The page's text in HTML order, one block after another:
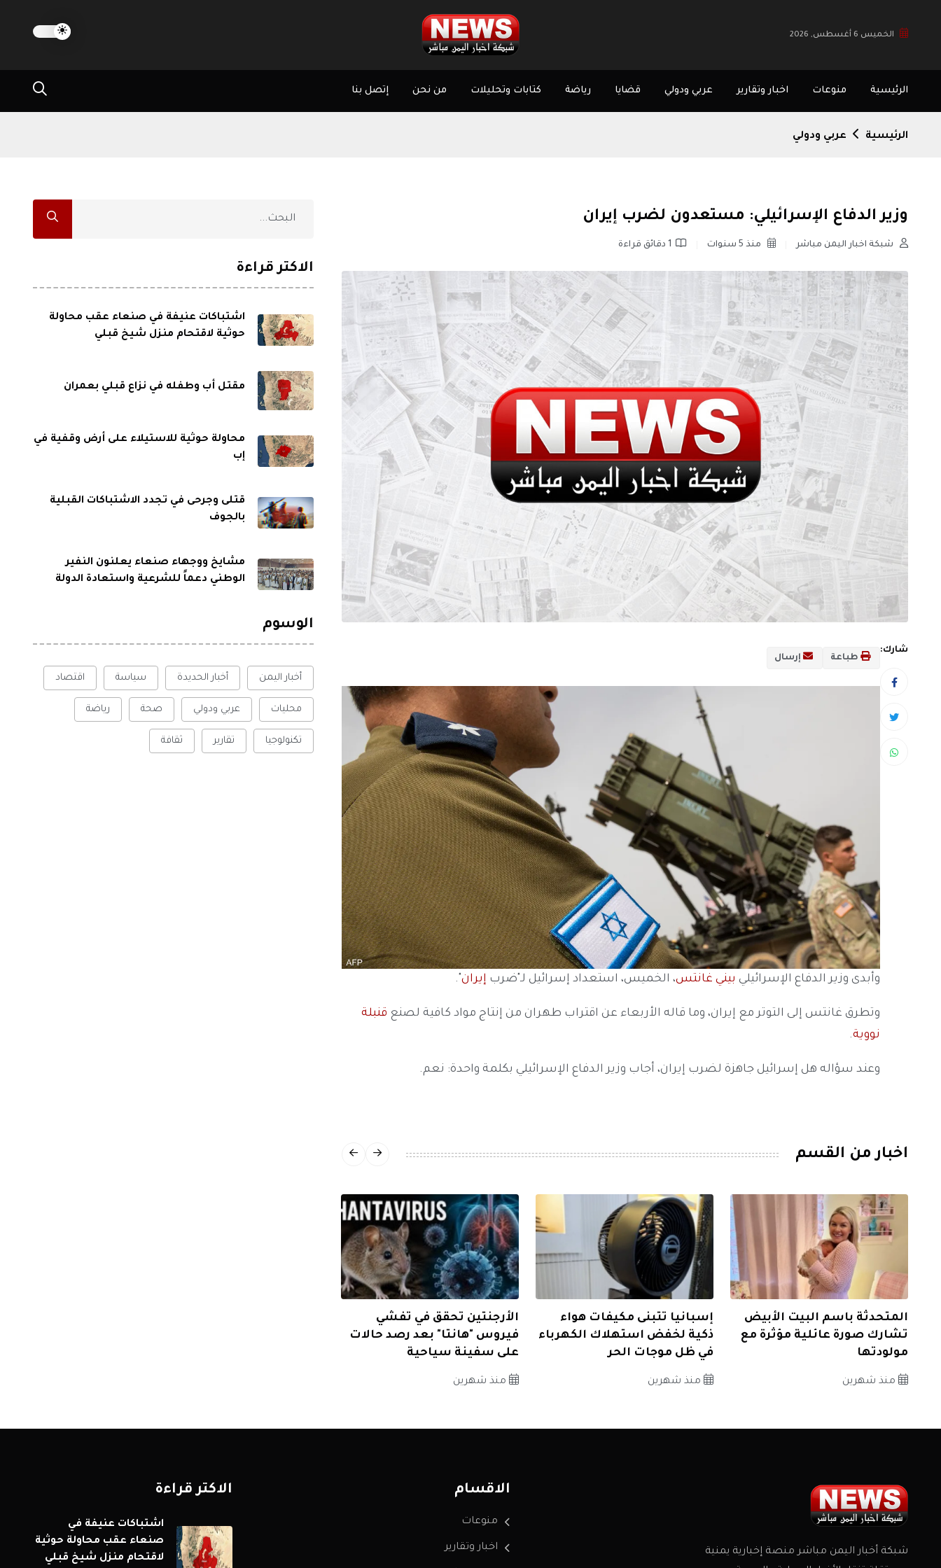
الخميس 6 أغسطس, 2026
الرئيسية منوعات اخبار وتقارير عربي ودولي قضايا رياضة كتابات وتحليلات من نحن إتصل بنا
الرئيسية عربي ودولي
وزير الدفاع الإسرائيلي: مستعدون لضرب إيران
شبكة اخبار اليمن مباشر منذ 5 سنوات 1 دقائق قراءة
شارك:
طباعة إرسال
وأبدى وزير الدفاع الإسرائيلي بيني غانتس، الخميس، استعداد إسرائيل لـ"ضرب إيران".
وتطرق غانتس إلى التوتر مع إيران، وما قاله الأربعاء عن اقتراب طهران من إنتاج مواد كافية لصنع قنبلة
نووية.
وعند سؤاله هل إسرائيل جاهزة لضرب إيران، أجاب وزير الدفاع الإسرائيلي بكلمة واحدة: نعم.
اخبار من القسم
المتحدثة باسم البيت الأبيض
تشارك صورة عائلية مؤثرة مع
مولودتها
منذ شهرين
إسبانيا تتبنى مكيفات هواء
ذكية لخفض استهلاك الكهرباء
في ظل موجات الحر
منذ شهرين
الأرجنتين تحقق في تفشي
فيروس "هانتا" بعد رصد حالات
على سفينة سياحية
منذ شهرين
الاكثر قراءة
اشتباكات عنيفة في صنعاء عقب محاولة
حوثية لاقتحام منزل شيخ قبلي
مقتل أب وطفله في نزاع قبلي بعمران
محاولة حوثية للاستيلاء على أرض وقفية في
إب
قتلى وجرحى في تجدد الاشتباكات القبلية
بالجوف
مشايخ ووجهاء صنعاء يعلنون النفير
الوطني دعماً للشرعية واستعادة الدولة
الوسوم
أخبار اليمن أخبار الحديدة سياسة اقتصاد
محليات عربي ودولي صحة رياضة
تكنولوجيا تقارير ثقافة
شبكة أخبار اليمن مباشر منصة إخبارية يمنية
الاقسام
منوعات
اخبار وتقارير
الاكثر قراءة
اشتباكات عنيفة في
صنعاء عقب محاولة حوثية
لاقتحام منزل شيخ قبلي